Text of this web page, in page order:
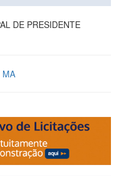
DE PRESIDENTE
MA